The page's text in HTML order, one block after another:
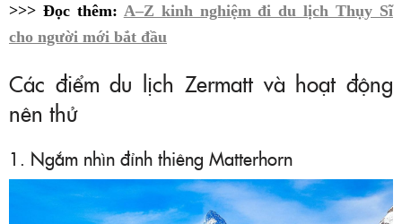
>>> Đọc thêm: A–Z kinh nghiệm đi du lịch Thụy Sĩ
cho người mới bắt đầu
Các điểm du lịch Zermatt và hoạt động
nên thử
1. Ngắm nhìn đỉnh thiêng Matterhorn